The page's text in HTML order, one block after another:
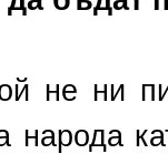
не ни
народа